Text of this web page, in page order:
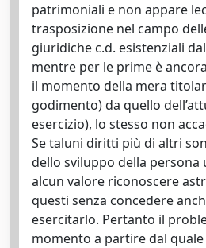
patrimoniali e non appare
trasposizione nel campo
giuridiche c.d. esistenziali
mentre per le prime è
il momento della mera
godimento) da quello
esercizio), lo stesso non
Se taluni diritti più di altri
dello sviluppo della persona
alcun valore riconoscere
questi senza concedere
esercitarlo. Pertanto il
momento a partire dal